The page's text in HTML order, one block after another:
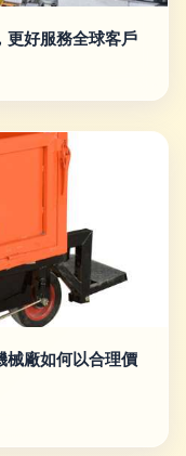
更好服務全球客戶
械廠如何以合理價